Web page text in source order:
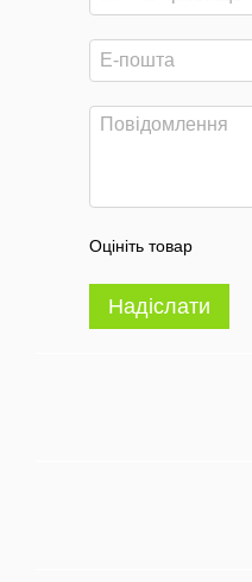
Оцініть товар
Надіслати